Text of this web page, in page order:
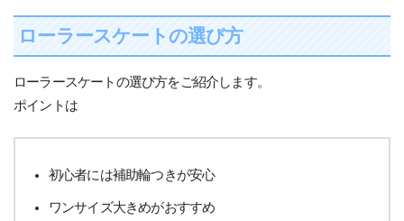
ローラースケートの選び方
ローラースケートの選び方をご紹介します。
ポイントは
初心者には補助輪つきが安心
ワンサイズ大きめがおすすめ